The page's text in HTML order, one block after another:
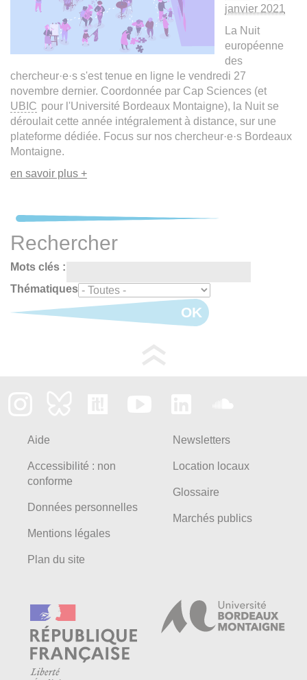
janvier 2021
La Nuit
européenne
des
chercheur·e·s s'est tenue en ligne le vendredi 27
novembre dernier. Coordonnée par Cap Sciences (et
UBIC pour l'Université Bordeaux Montaigne), la Nuit se
déroulait cette année intégralement à distance, sur une
plateforme dédiée. Focus sur nos chercheur·e·s Bordeaux
Montaigne.
en savoir plus +
Rechercher
Mots clés :
Thématiques
OK
Aide
Accessibilité : non
conforme
Données personnelles
Mentions légales
Plan du site
Newsletters
Location locaux
Glossaire
Marchés publics